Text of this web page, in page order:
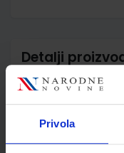
Privola
Detalji
Šifra proizvoda
Jedinična mjera
Nakladnik